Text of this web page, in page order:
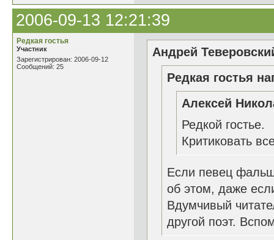
2006-09-13 12:21:39
Редкая гостья
Участник
Зарегистрирован: 2006-09-12
Сообщений: 25
Андрей
Редкая гостья
Алексей
Редкой гостье.
Критиковать
Если певец
об этом, даже
Вдумчивый
другой поэт.